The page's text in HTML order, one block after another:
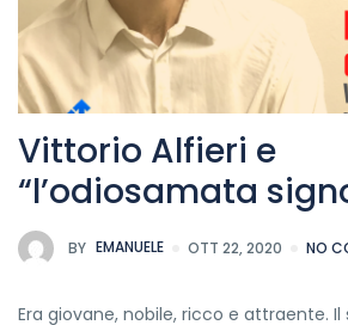
Vittorio Alfieri e
“l’odiosamata
BY EMANUELE OTT 22, 2020 NO
Era giovane, nobile, ricco e attraente. Il